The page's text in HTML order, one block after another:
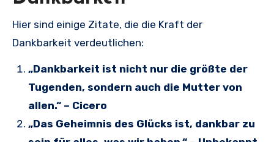
Hier sind einige Zitate, die die Kraft der
Dankbarkeit verdeutlichen:
„Dankbarkeit ist nicht nur die größte der
Tugenden, sondern auch die Mutter von
allen.“ – Cicero
„Das Geheimnis des Glücks ist, dankbar zu